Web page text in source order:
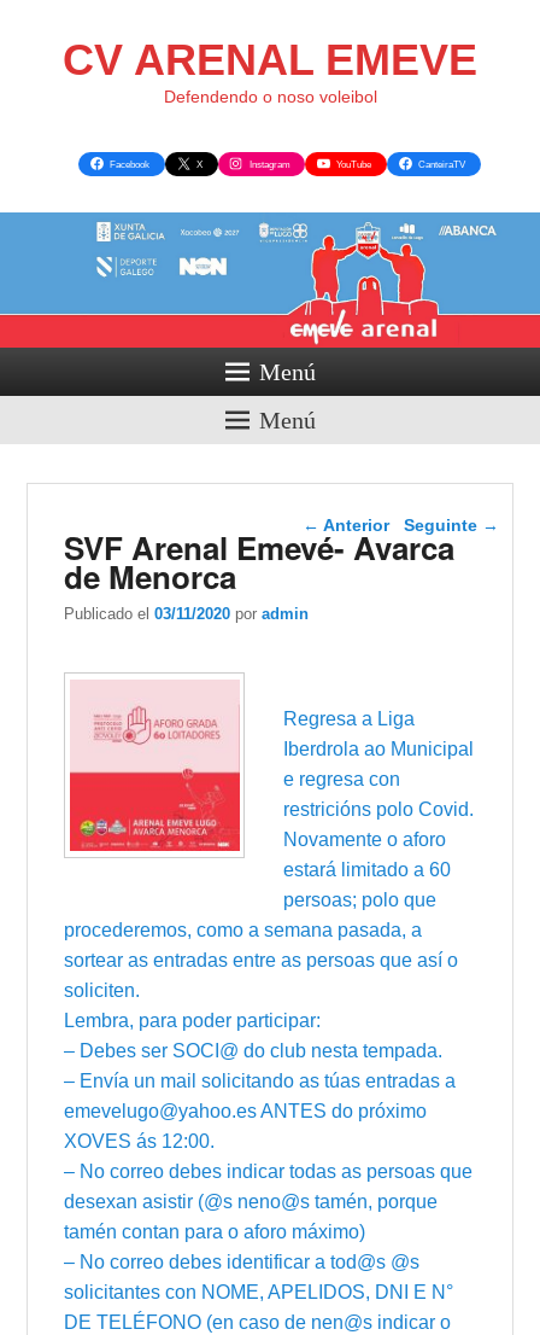
CV ARENAL EMEVE
Defendendo o noso voleibol
Facebook X Instagram YouTube CanteiraTV
Menú
Menú
Navegador de artigos
← Anterior Seguinte →
SVF Arenal Emevé- Avarca
de Menorca
Publicado el03/11/2020 poradmin
Regresa a Liga
Iberdrola ao Municipal
e regresa con
restricións polo Covid.
Novamente o aforo
estará limitado a 60
persoas; polo que
procederemos, como a semana pasada, a
sortear as entradas entre as persoas que así o
soliciten.
Lembra, para poder participar:
– Debes ser SOCI@ do club nesta tempada.
– Envía un mail solicitando as túas entradas a
emevelugo@yahoo.es ANTES do próximo
XOVES ás 12:00.
– No correo debes indicar todas as persoas que
desexan asistir (@s neno@s tamén, porque
tamén contan para o aforo máximo)
– No correo debes identificar a tod@s @s
solicitantes con NOME, APELIDOS, DNI E N°
DE TELÉFONO (en caso de nen@s indicar o